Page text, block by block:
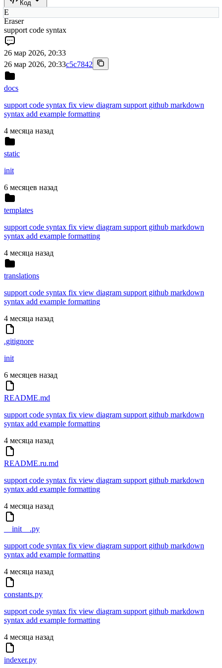
Код
E
Eraser
support code syntax
26 мар 2026, 20:33
26 мар 2026, 20:33c5c7842
docs
support code syntax fix view diagram support github markdown
syntax add example formatting
4 месяца назад
static
init
6 месяцев назад
templates
support code syntax fix view diagram support github markdown
syntax add example formatting
4 месяца назад
translations
support code syntax fix view diagram support github markdown
syntax add example formatting
4 месяца назад
.gitignore
init
6 месяцев назад
README.md
support code syntax fix view diagram support github markdown
syntax add example formatting
4 месяца назад
README.ru.md
support code syntax fix view diagram support github markdown
syntax add example formatting
4 месяца назад
__init__.py
support code syntax fix view diagram support github markdown
syntax add example formatting
4 месяца назад
constants.py
support code syntax fix view diagram support github markdown
syntax add example formatting
4 месяца назад
indexer.py